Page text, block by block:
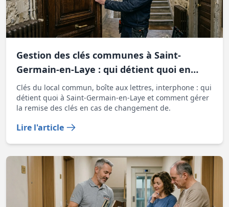
Gestion des clés communes à Saint-
Germain-en-Laye : qui détient quoi en
copropriété
Clés du local commun, boîte aux lettres, interphone : qui
détient quoi à Saint-Germain-en-Laye et comment gérer
la remise des clés en cas de changement de.
Lire l'article